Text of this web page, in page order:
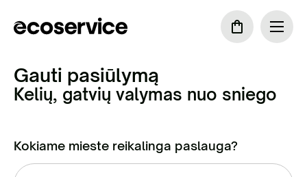
Gauti pasiūlymą
Kelių, gatvių valymas nuo sniego
Kokiame mieste reikalinga paslauga?